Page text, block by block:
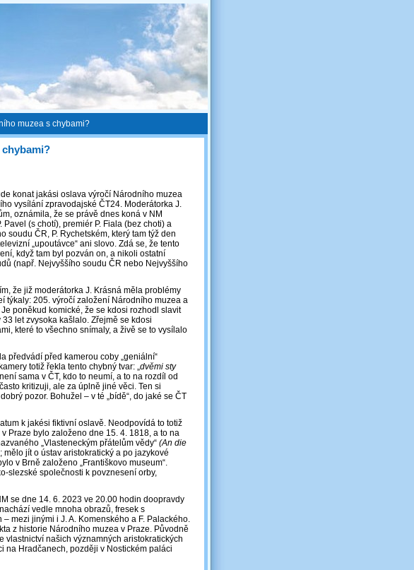
muzea s chybami?
konat jakási oslava výročí Národního muzea
vysílání zpravodajské ČT24. Moderátorka J.
oznámila, že se právě dnes koná v NM
(s chotí), premiér P. Fiala (bez choti) a
soudu ČR, P. Rychetském, který tam týž den
„upoutávce“ ani slovo. Zdá se, že tento
když tam byl pozván on, a nikoli ostatní
(např. Nejvyššího soudu ČR nebo Nejvyššího
že již moderátorka J. Krásná měla problémy
týkaly: 205. výročí založení Národního muzea a
poněkud komické, že se kdosi rozhodl slavit
33 let zvysoka kašlalo. Zřejmě se kdosi
které to všechno snímaly, a živě se to vysílalo
předvádí před kamerou coby „geniální“
totiž řekla tento chybný tvar: „dvěmi sty
sama v ČT, kdo to neumí, a to na rozdíl od
kritizuji, ale za úplně jiné věci. Ten si
pozor. Bohužel – v té „bídě“, do jaké se ČT
k jakési fiktivní oslavě. Neodpovídá to totiž
Praze bylo založeno dne 15. 4. 1818, a to na
„Vlasteneckým přátelům vědy“ (An die
; mělo jít o ústav aristokratický a po jazykové
v Brně založeno „Františkovo museum“.
slezské společnosti k povznesení orby,
se dne 14. 6. 2023 ve 20.00 hodin doopravdy
vedle mnoha obrazů, fresek s
mezi jinými i J. A. Komenského a F. Palackého.
z historie Národního muzea v Praze. Původně
vlastnictví našich významných aristokratických
na Hradčanech, později v Nostickém paláci